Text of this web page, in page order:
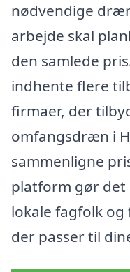
nødvendige
arbejde skal
den samlede
indhente flere
firmaer, der
omfangsdræn i
sammenligne
platform gør
lokale fagfolk
der passer til